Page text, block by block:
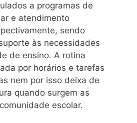
a programas de
e atendimento
sendo
às necessidades
de ensino. A rotina
por horários e tarefas
nem por isso deixa de
quando surgem as
escolar.